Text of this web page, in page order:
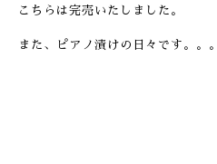
こちらは完売いたしました。
また、ピアノ漬けの日々です。。。